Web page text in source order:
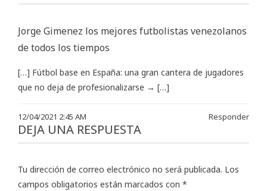
Jorge Gimenez los mejores futbolistas venezolanos
de todos los tiempos
[…] Fútbol base en España: una gran cantera de jugadores
que no deja de profesionalizarse → […]
12/04/2021 2:45 AM Responder
DEJA UNA RESPUESTA
Tu dirección de correo electrónico no será publicada. Los
campos obligatorios están marcados con *